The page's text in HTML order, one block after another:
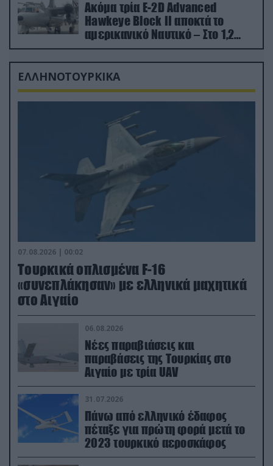
Ακόμα τρία E-2D Advanced
Hawkeye Block II αποκτά το
αμερικανικό Ναυτικό – Στο 1,2
δισ.δολάρια το κόστος
ΕΛΛΗΝΟΤΟΥΡΚΙΚΑ
07.08.2026 | 00:02
Τουρκικά οπλισμένα F-16
«συνεπλάκησαν» με ελληνικά μαχητικά
στο Αιγαίο
06.08.2026
Νέες παραβιάσεις και
παραβάσεις της Τουρκίας στο
Αιγαίο με τρία UAV
31.07.2026
Πάνω από ελληνικό έδαφος
πέταξε για πρώτη φορά μετά το
2023 τουρκικό αεροσκάφος